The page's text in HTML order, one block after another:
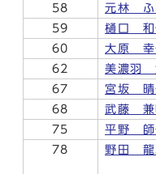
58
元林 ふ
59
樋口 和
60
大原 幸
62
美濃羽
67
宮坂 晴
68
武藤 兼
75
平野 師
78
野田 龍